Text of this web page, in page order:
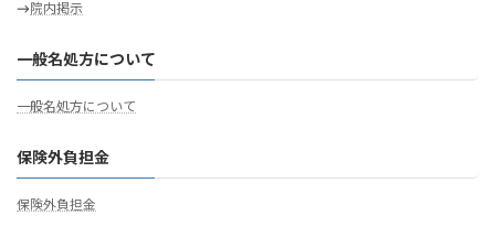
→ 院内掲示
一般名処方について
一般名処方について
保険外負担金
保険外負担金